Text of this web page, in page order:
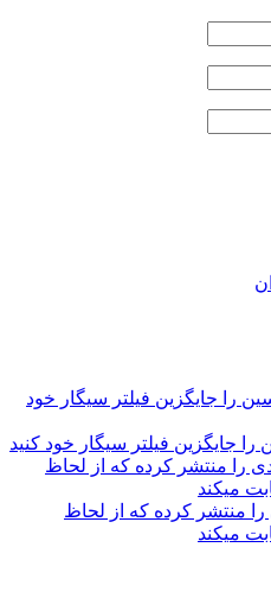
را جایگزین فیلتر سیگار خود کنید
را منتشر کرده که از لحاظ
میکند